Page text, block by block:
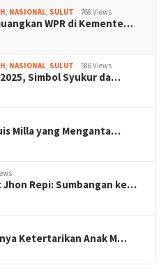
, NASIONAL, SULUT 768 Views
WPR di Kemente…
, NASIONAL, SULUT 586 Views
Simbol Syukur da…
Milla yang Menganta…
Jhon Repi: Sumbangan ke…
Ketertarikan Anak M…